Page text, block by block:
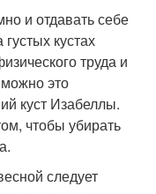
и отдавать себе
кустах
труда и
это
куст Изабеллы.
чтобы убирать
следует